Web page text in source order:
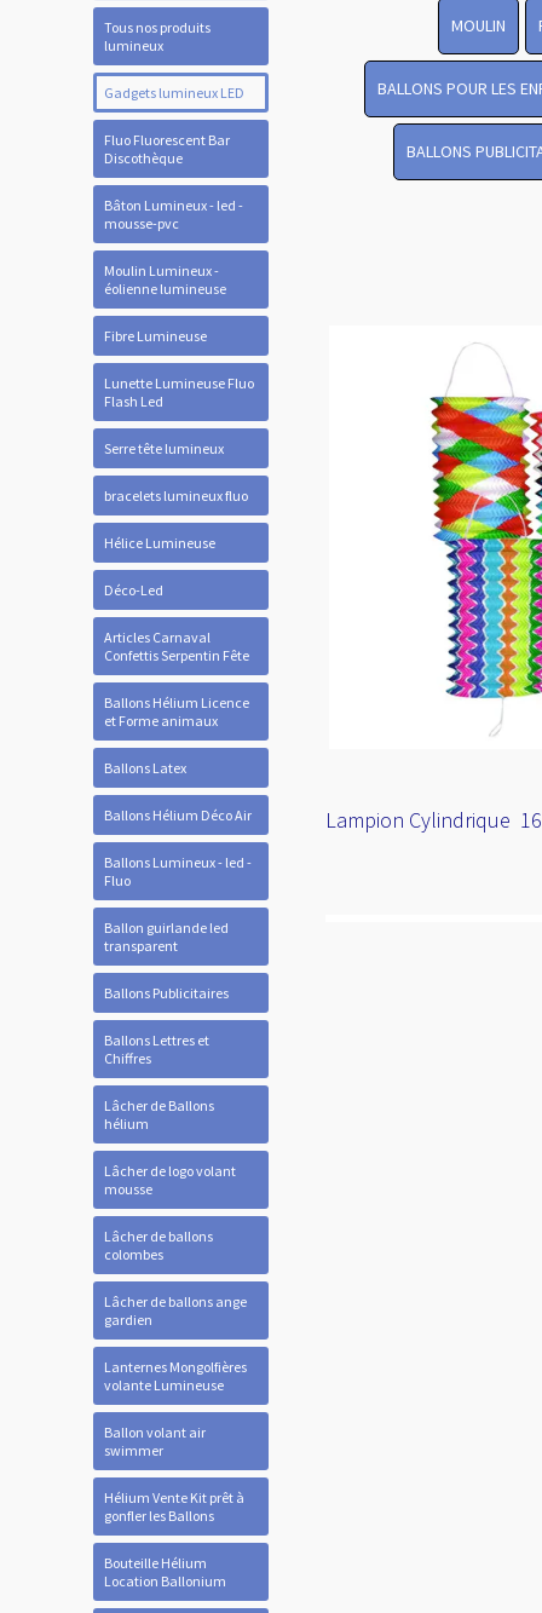
Tous nos produits
lumineux
Gadgets lumineux LED
Fluo Fluorescent Bar
Discothèque
Bâton Lumineux - led -
mousse-pvc
Moulin Lumineux -
éolienne lumineuse
Fibre Lumineuse
Lunette Lumineuse Fluo
Flash Led
Serre tête lumineux
bracelets lumineux fluo
Hélice Lumineuse
Déco-Led
Articles Carnaval
Confettis Serpentin Fête
Ballons Hélium Licence
et Forme animaux
Ballons Latex
Ballons Hélium Déco Air
Ballons Lumineux - led -
Fluo
Ballon guirlande led
transparent
Ballons Publicitaires
Ballons Lettres et
Chiffres
Lâcher de Ballons
hélium
Lâcher de logo volant
mousse
Lâcher de ballons
colombes
Lâcher de ballons ange
gardien
Lanternes Mongolfières
volante Lumineuse
Ballon volant air
swimmer
Hélium Vente Kit prêt à
gonfler les Ballons
Bouteille Hélium
Location Ballonium
MOULIN
BALLONS POUR LES
BALLONS
Lampion Cylindrique